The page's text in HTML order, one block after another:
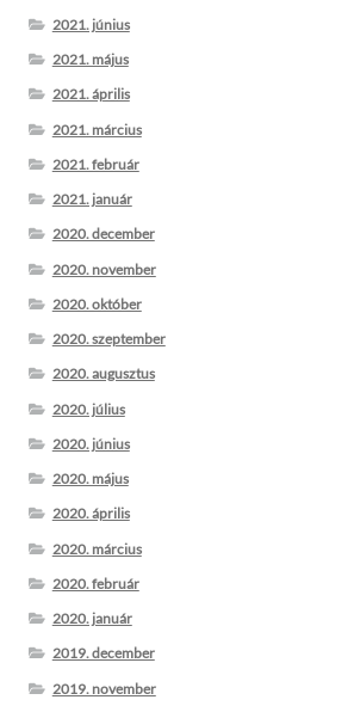
2021. június
2021. május
2021. április
2021. március
2021. február
2021. január
2020. december
2020. november
2020. október
2020. szeptember
2020. augusztus
2020. július
2020. június
2020. május
2020. április
2020. március
2020. február
2020. január
2019. december
2019. november